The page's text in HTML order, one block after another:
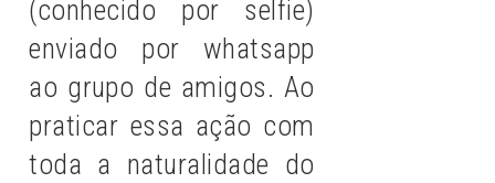
(conhecido por selfie)
enviado por whatsapp
ao grupo de amigos. Ao
praticar essa ação com
toda a naturalidade do